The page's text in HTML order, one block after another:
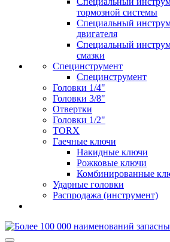
тормозной системы
Специальный
двигателя
Специальный
смазки
Специнструмент
Специнструмент
Головки 1/4"
Головки 3/8"
Отвертки
Головки 1/2"
TORX
Гаечные ключи
Накидные ключи
Рожковые ключи
Комбинированные
Ударные головки
Распродажа (инструмент)